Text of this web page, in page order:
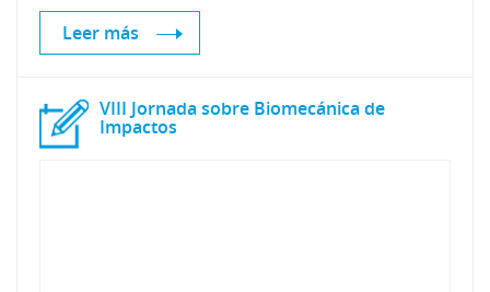
Leer más
VIII Jornada sobre Biomecánica de
Impactos